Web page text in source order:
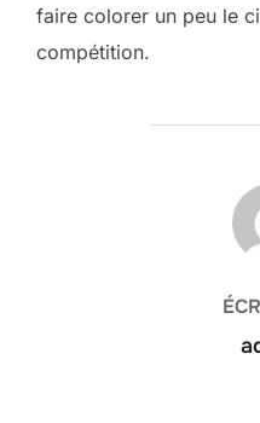
faire colorer un peu le
compétition.
AUTEUR DE